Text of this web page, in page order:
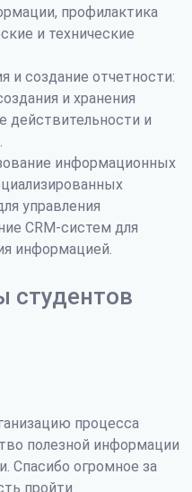
профилактика
и технические
и создание отчетности:
и хранения
действительности и
информационных
управления
CRM-систем для
информацией.
студентов
процесса
полезной информации
Спасибо огромное за
пройти